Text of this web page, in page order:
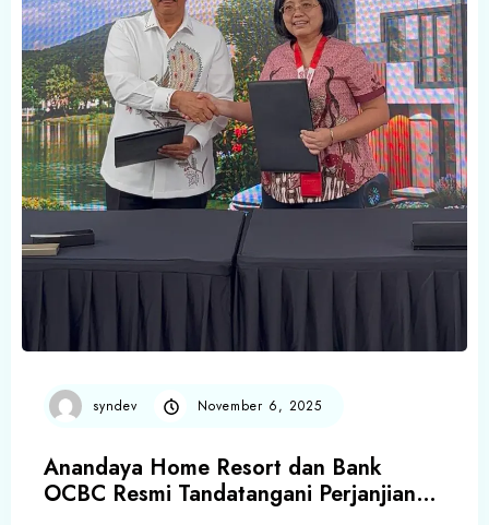
syndev November 6, 2025
Anandaya Home Resort dan Bank
OCBC Resmi Tandatangani Perjanjian